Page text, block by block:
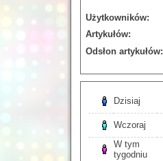
Użytkowników:
Artykułów:
Odsłon artykułów:
Dzisiaj
Wczoraj
W tym
tygodniu